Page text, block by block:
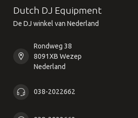
Dutch DJ Equipment
De DJ winkel van Nederland
Rondweg 38
8091XB Wezep
Nederland
038-2022662